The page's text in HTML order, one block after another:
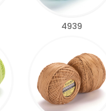
4939